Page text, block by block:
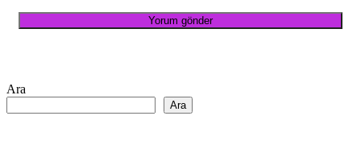
Ara
Ara